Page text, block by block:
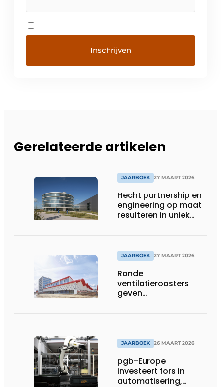
Gerelateerde artikelen
JAARBOEK 27 MAART 2026
Hecht partnership en
engineering op maat
resulteren in uniek
JAARBOEK 27 MAART 2026
Ronde
ventilatieroosters
geven
JAARBOEK 26 MAART 2026
pgb-Europe
investeert fors in
automatisering,